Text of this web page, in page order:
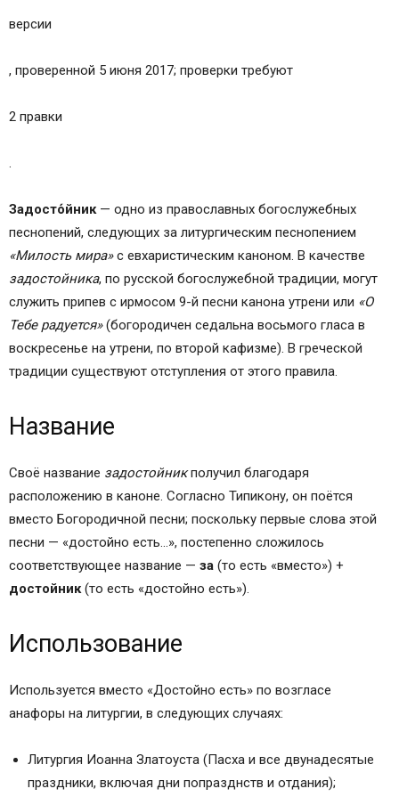
версии
, проверенной 5 июня 2017; проверки требуют
2 правки
.
Задосто́йник— одно из православных богослужебных
песнопений, следующих за литургическим песнопением
«Милость мира»с евхаристическим каноном. В качестве
задостойника, по русской богослужебной традиции, могут
служить припев с ирмосом 9-й песни канона утрени или «О
Тебе радуется»(богородичен седальна восьмого гласа в
воскресенье на утрени, по второй кафизме). В греческой
традиции существуют отступления от этого правила.
Название
Своё название задостойникполучил благодаря
расположению в каноне. Согласно Типикону, он поётся
вместо Богородичной песни; поскольку первые слова этой
песни — «достойно есть…», постепенно сложилось
соответствующее название — за (то есть «вместо») +
достойник(то есть «достойно есть»).
Использование
Используется вместо «Достойно есть» по возгласе
анафоры на литургии, в следующих случаях:
Литургия Иоанна Златоуста (Пасха и все двунадесятые
праздники, включая дни попразднств и отдания);